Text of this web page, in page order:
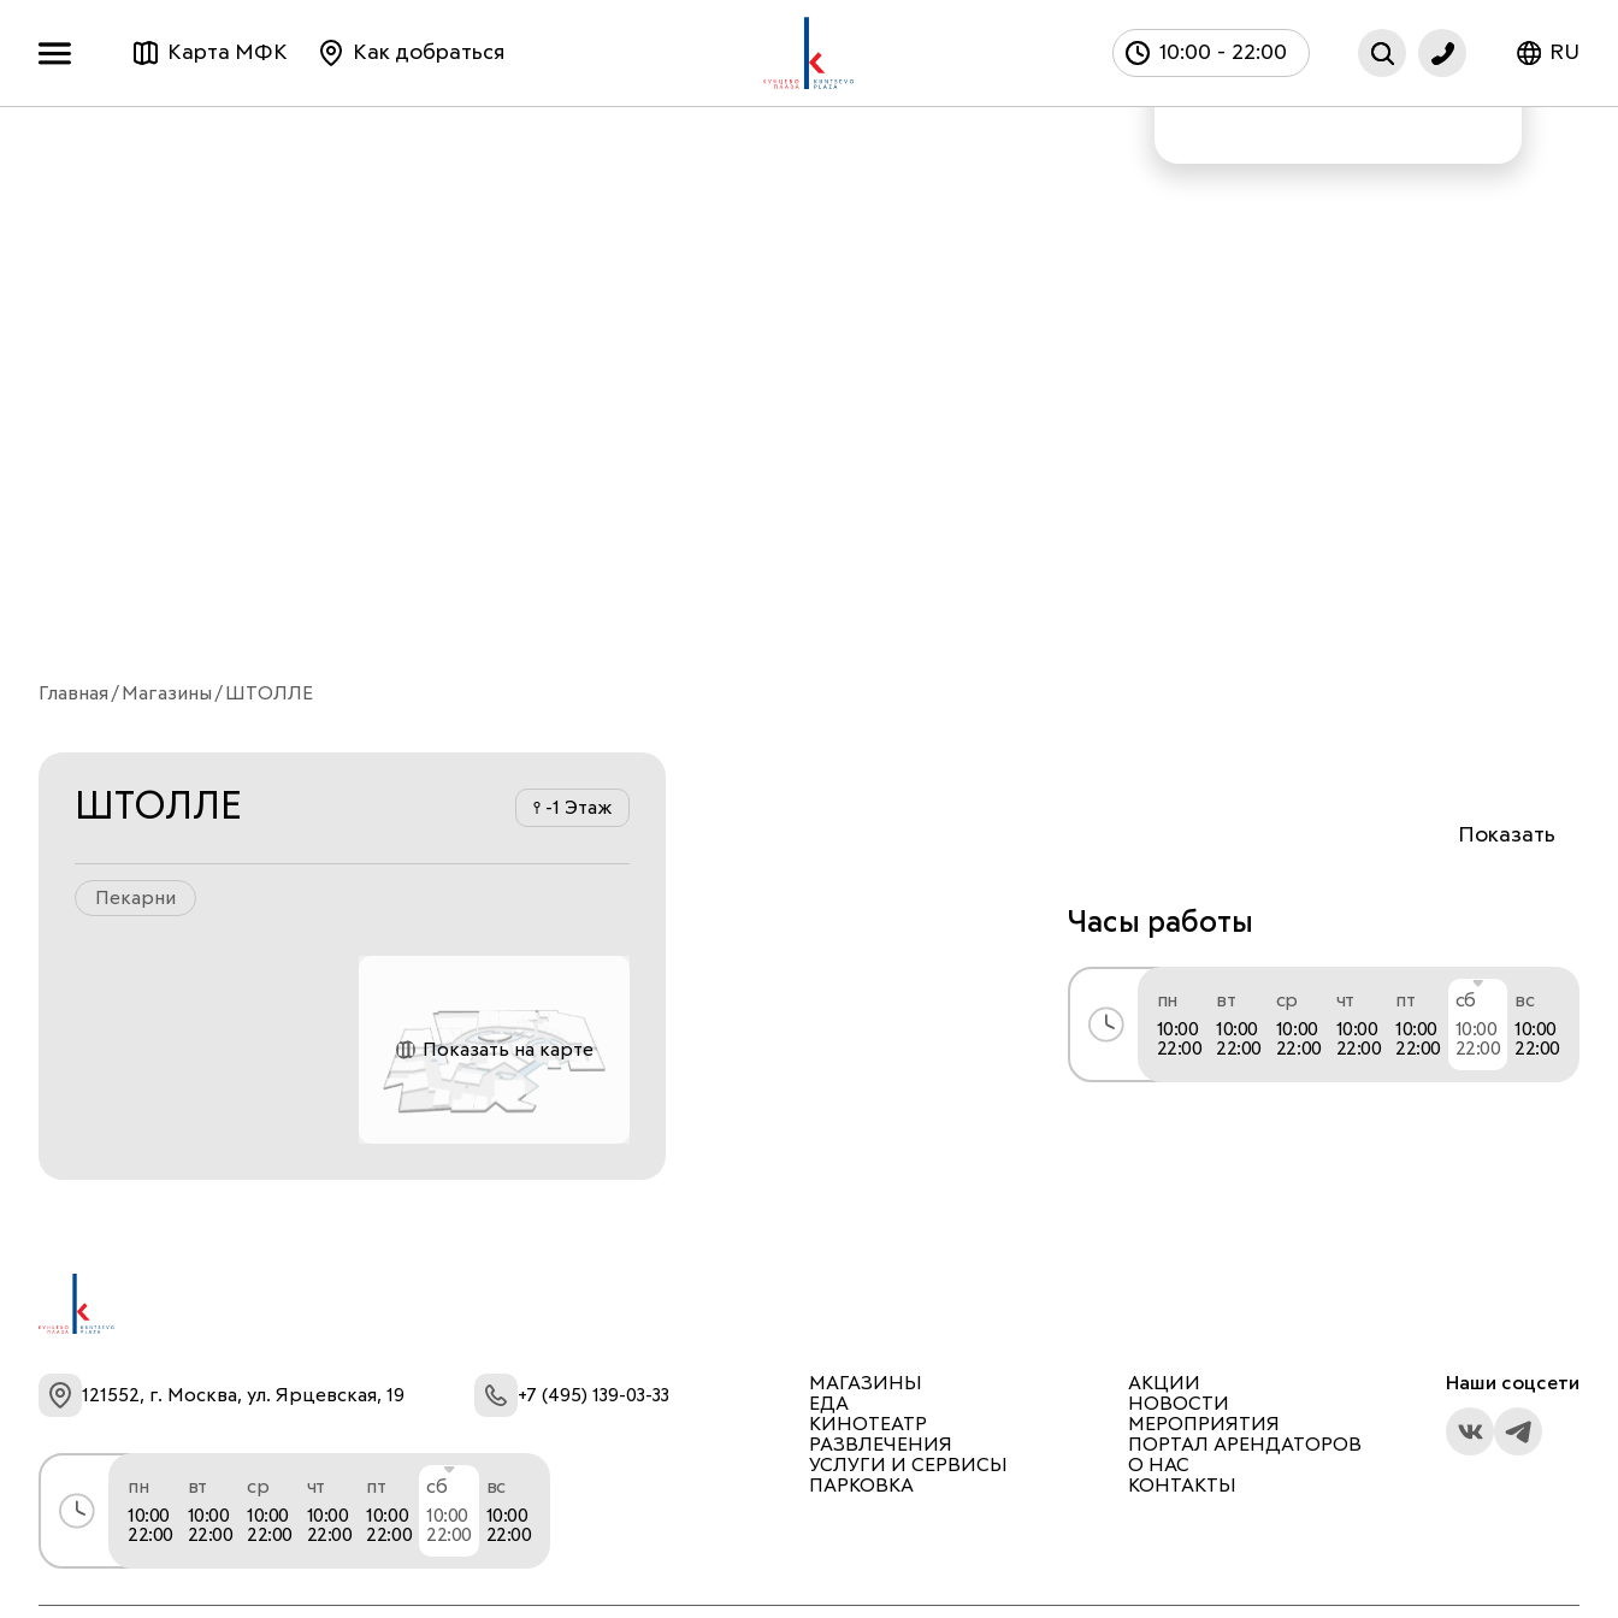
Карта МФК Как добраться 10:00 - 22:00 RU
Главная Магазины ШТОЛЛЕ
ШТОЛЛЕ -1 Этаж
Пекарни
Показать на карте
Показать
Часы работы
пн
10:00
22:00
вт
10:00
22:00
ср
10:00
22:00
чт
10:00
22:00
пт
10:00
22:00
сб
10:00
22:00
вс
10:00
22:00
121552, г. Москва, ул. Ярцевская, 19 +7 (495) 139-03-33
пн
10:00
22:00
вт
10:00
22:00
ср
10:00
22:00
чт
10:00
22:00
пт
10:00
22:00
сб
10:00
22:00
вс
10:00
22:00
МАГАЗИНЫ
ЕДА
КИНОТЕАТР
РАЗВЛЕЧЕНИЯ
УСЛУГИ И СЕРВИСЫ
ПАРКОВКА
АКЦИИ
НОВОСТИ
МЕРОПРИЯТИЯ
ПОРТАЛ АРЕНДАТОРОВ
О НАС
КОНТАКТЫ
Наши соцсети